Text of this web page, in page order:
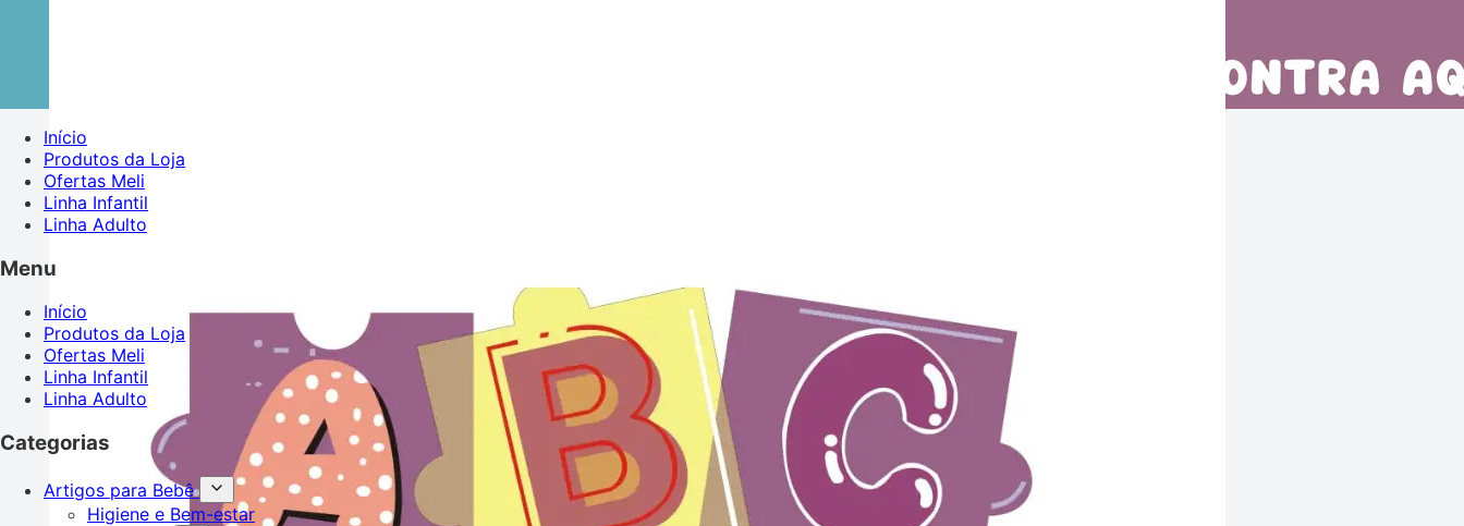
Início
Produtos da Loja
Ofertas Meli
Linha Infantil
Linha Adulto
Menu
Início
Produtos da Loja
Ofertas Meli
Linha Infantil
Linha Adulto
Categorias
Artigos para Bebê
Higiene e Bem-estar